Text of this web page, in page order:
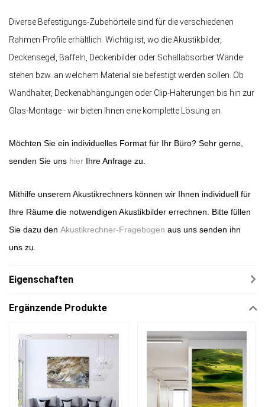
Diverse Befestigungs-Zubehörteile sind für die verschiedenen
Rahmen-Profile erhältlich. Wichtig ist, wo die Akustikbilder,
Deckensegel, Baffeln, Deckenbilder oder Schallabsorber Wände
stehen bzw. an welchem Material sie befestigt werden sollen. Ob
Wandhalter, Deckenabhängungen oder Clip-Halterungen bis hin zur
Glas-Montage - wir bieten Ihnen eine komplette Lösung an.
Möchten Sie ein individuelles Format für Ihr Büro? Sehr gerne,
senden Sie uns hier Ihre Anfrage zu.
Mithilfe unserem Akustikrechners können wir Ihnen individuell für
Ihre Räume die notwendigen Akustikbilder errechnen. Bitte füllen
Sie dazu den Akustikrechner-Fragebogen aus uns senden ihn
uns zu.
Eigenschaften
Ergänzende Produkte